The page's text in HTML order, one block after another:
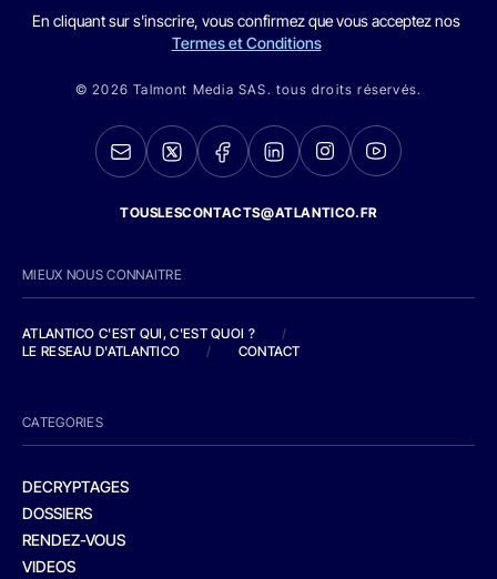
En cliquant sur s'inscrire, vous confirmez que vous acceptez nos
Termes et Conditions
© 2026 Talmont Media SAS. tous droits réservés.
TOUSLESCONTACTS@ATLANTICO.FR
MIEUX NOUS CONNAITRE
ATLANTICO C'EST QUI, C'EST QUOI ?
/
LE RESEAU D'ATLANTICO
/ CONTACT
CATEGORIES
DECRYPTAGES
DOSSIERS
RENDEZ-VOUS
VIDEOS